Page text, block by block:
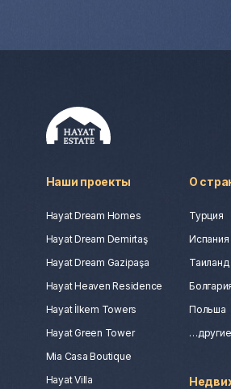
Наши проекты
Hayat Dream Homes
Hayat Dream Demirtaş
Hayat Dream Gazipaşa
Hayat Heaven Residence
Hayat İlkem Towers
Hayat Green Tower
Mia Casa Boutique
Hayat Villa
О
Турция
Испания
Таиланд
Польша